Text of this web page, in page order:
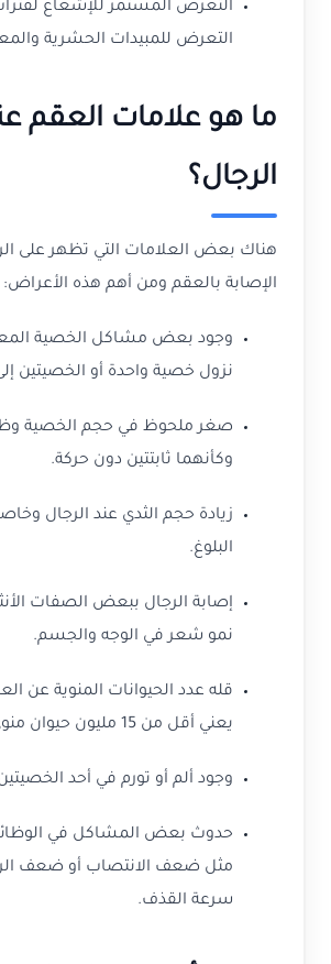
التعرض المستمر للإشعاع لفترات
التعرض للمبيدات الحشرية
ما هو علامات العقم
الرجال؟
هناك بعض العلامات التي تظهر على
الإصابة بالعقم ومن أهم هذه الأعراض:
وجود بعض مشاكل الخصية
نزول خصية واحدة أو الخصيتين
صغر ملحوظ في حجم الخصية
وكأنهما ثابتتين دون حركة.
زيادة حجم الثدي عند الرجال وخاصة
البلوغ.
إصابة الرجال ببعض الصفات
نمو شعر في الوجه والجسم.
قله عدد الحيوانات المنوية عن
يعني أقل من 15 مليون حيوان منوي لكل مليلتر.
وجود ألم أو تورم في أحد الخصيتين
حدوث بعض المشاكل في الوظائف
مثل ضعف الانتصاب أو ضعف
سرعة القذف.